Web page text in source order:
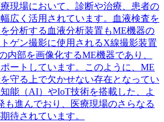
現場において、診断や治療、患者の
広く活用されています。血液検査を
分析する血液分析装置もME機器の
ゲン撮影に使用されるX線撮影装置
内部を画像化するME機器であり、
ートしています。このように、ME
守る上で欠かせない存在となってい
能（AI）やIoT技術を搭載した、よ
も進んでおり、医療現場のさらなる
待されています。